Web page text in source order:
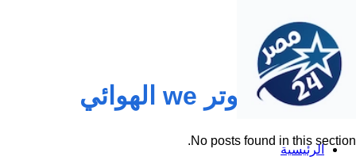
الرئيسية
تقسيط الراوتر we الهوائي
No posts found in this section.